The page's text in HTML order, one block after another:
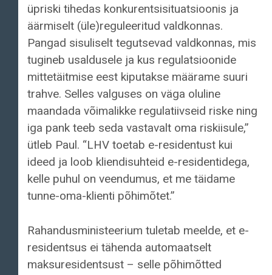
üpriski tihedas konkurentsisituatsioonis ja
äärmiselt (üle)reguleeritud valdkonnas.
Pangad sisuliselt tegutsevad valdkonnas, mis
tugineb usaldusele ja kus regulatsioonide
mittetäitmise eest kiputakse määrame suuri
trahve. Selles valguses on väga oluline
maandada võimalikke regulatiivseid riske ning
iga pank teeb seda vastavalt oma riskiisule,”
ütleb Paul. “LHV toetab e-residentust kui
ideed ja loob kliendisuhteid e-residentidega,
kelle puhul on veendumus, et me täidame
tunne-oma-klienti põhimõtet.”
Rahandusministeerium tuletab meelde, et e-
residentsus ei tähenda automaatselt
maksuresidentsust – selle põhimõtted